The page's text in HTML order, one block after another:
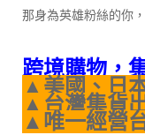
那身為英雄粉絲的你
跨境購物，
▲美國、日
▲台灣集貨
▲唯一經營